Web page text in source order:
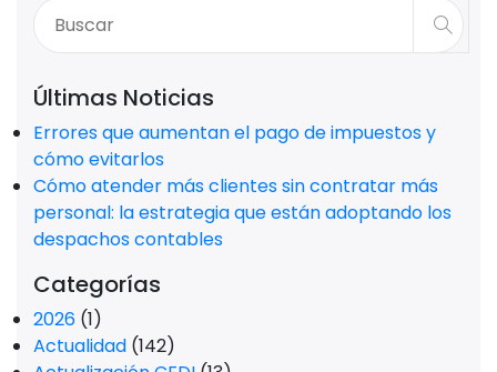
Últimas Noticias
Errores que aumentan el pago de impuestos y
cómo evitarlos
Cómo atender más clientes sin contratar más
personal: la estrategia que están adoptando los
despachos contables
Categorías
2026 (1)
Actualidad (142)